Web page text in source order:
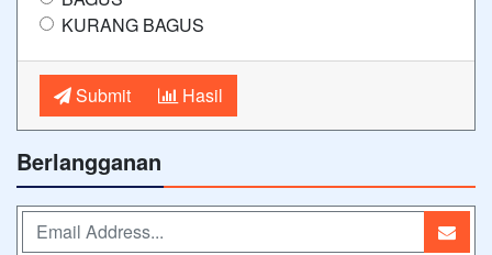
KURANG BAGUS
Submit Hasil
Berlangganan